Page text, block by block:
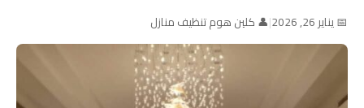
📅 يناير 26, 2026 |👤 كلين هوم تنظيف منازل